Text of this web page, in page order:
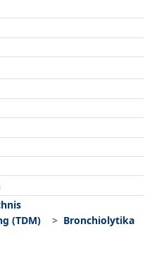
(TDM)
Bronchiolytika